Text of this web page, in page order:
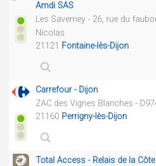
Amdi SAS
Les Saverney - 26, rue du
Nicolas
21121 Fontaine-lès-Dijon
Carrefour - Dijon
ZAC des Vignes Blanches -
21160 Perrigny-lès-Dijon
Total Access - Relais de la Côte